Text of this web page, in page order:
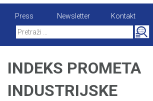
Press Newsletter
Kontakt
Search
for:
INDEKS PROMETA
INDUSTRIJSKE